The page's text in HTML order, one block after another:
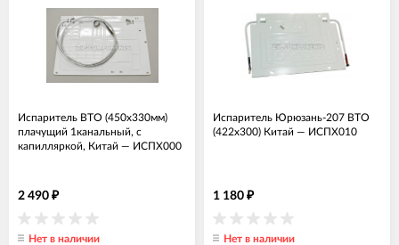
Испаритель ВТО (450x330мм)
плачущий 1канальный, с
капилляркой, Китай — ИСПХ000
2 490 ₽
Нет в наличии
Испаритель Юрюзань-207 ВТО
(422х300) Китай — ИСПХ010
1 180 ₽
Нет в наличии